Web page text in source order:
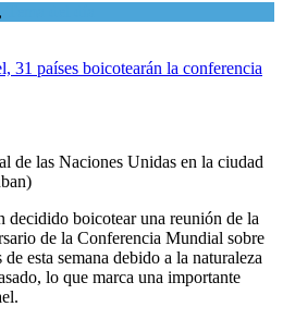
,
de las Naciones Unidas en la ciudad
decidido boicotear una reunión de la
de la Conferencia Mundial sobre
esta semana debido a la naturaleza
lo que marca una importante